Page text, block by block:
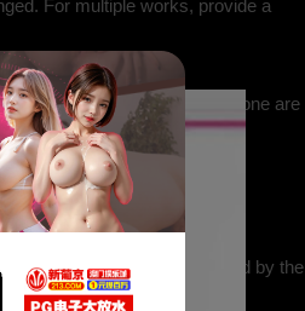
For multiple works, provide a
usernames or channels alone are
/频道名等信息无效）；
number, and email.
of is not authorized by the